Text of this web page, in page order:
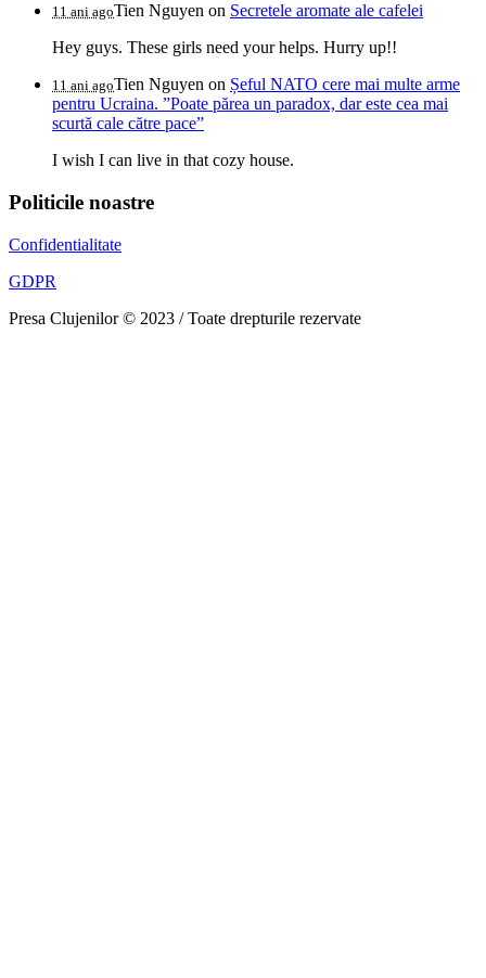
11 ani agoTien Nguyen on Secretele aromate ale cafelei
Hey guys. These girls need your helps. Hurry up!!
11 ani agoTien Nguyen on Șeful NATO cere mai multe arme
pentru Ucraina. ”Poate părea un paradox, dar este cea mai
scurtă cale către pace”
I wish I can live in that cozy house.
Politicile noastre
Confidentialitate
GDPR
Presa Clujenilor © 2023 / Toate drepturile rezervate